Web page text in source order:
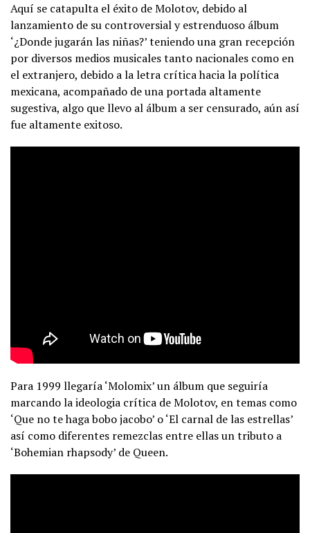
Aquí se catapulta el éxito de Molotov, debido al
lanzamiento de su controversial y estrenduoso álbum
‘¿Donde jugarán las niñas?’ teniendo una gran recepción
por diversos medios musicales tanto nacionales como en
el extranjero, debido a la letra crítica hacia la política
mexicana, acompañado de una portada altamente
sugestiva, algo que llevo al álbum a ser censurado, aún así
fue altamente exitoso.
Para 1999 llegaría ‘Molomix’ un álbum que seguiría
marcando la ideologia crítica de Molotov, en temas como
‘Que no te haga bobo jacobo’ o ‘El carnal de las estrellas’
así como diferentes remezclas entre ellas un tributo a
‘Bohemian rhapsody’ de Queen.